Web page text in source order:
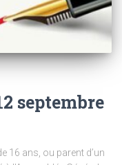
septembre
16 ans, ou parent d’un